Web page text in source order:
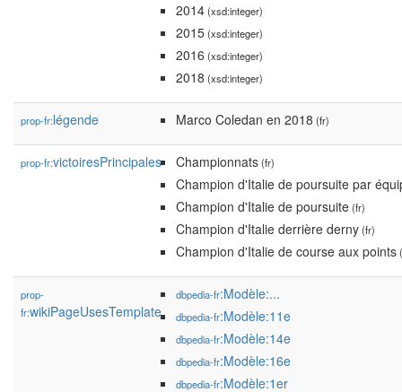
2014(xsd:integer)
2015(xsd:integer)
2016 (xsd:integer)
2018 (xsd:integer)
prop-fr:légende Marco Coledan en 2018 (fr)
prop-fr:victoiresPrincipales Championnats(fr)
Champion d'Italie de poursuite par
Champion d'Italie de poursuite(fr)
Champion d'Italie derrière derny(fr)
Champion d'Italie de course aux points
prop-
fr:wikiPageUsesTemplate
dbpedia-fr:Modèle:...
dbpedia-fr:Modèle:11e
dbpedia-fr:Modèle:14e
dbpedia-fr:Modèle:16e
dbpedia-fr:Modèle:1er